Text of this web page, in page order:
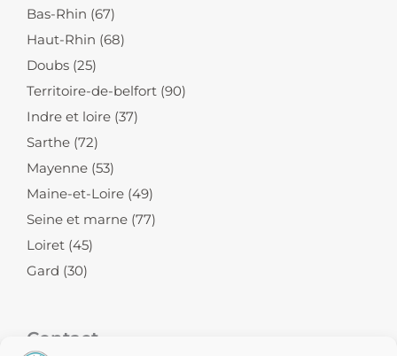
Bas-Rhin (67)
Haut-Rhin (68)
Doubs (25)
Territoire-de-belfort (90)
Indre et loire (37)
Sarthe (72)
Mayenne (53)
Maine-et-Loire (49)
Seine et marne (77)
Loiret (45)
Gard (30)
Contact